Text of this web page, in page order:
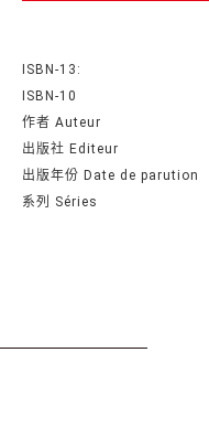
ISBN-13:
ISBN-10
作者 Auteur
出版社 Editeur
出版年份 Date de parution
系列 Séries